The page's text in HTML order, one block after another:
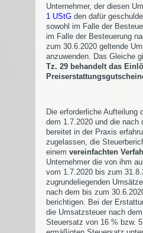
Unternehmer, der diesen
1 UStG den dafür
sowohl im Falle der
im Falle der Besteuerung
zum 30.6.2020 geltende
anzuwenden. Das Gleiche
Tz. 29 behandelt das
Die erforderliche Aufteilung
dem 1.7.2020 und die nach
bereitet in der Praxis
zugelassen, die
einem vereinfachten
Unternehmer die von ihm
vom 1.7.2020 bis zum
zugrundeliegenden
nach dem bis zum
berichtigen. Bei der
die Umsatzsteuer nach
Steuersatz von 16 % bzw.